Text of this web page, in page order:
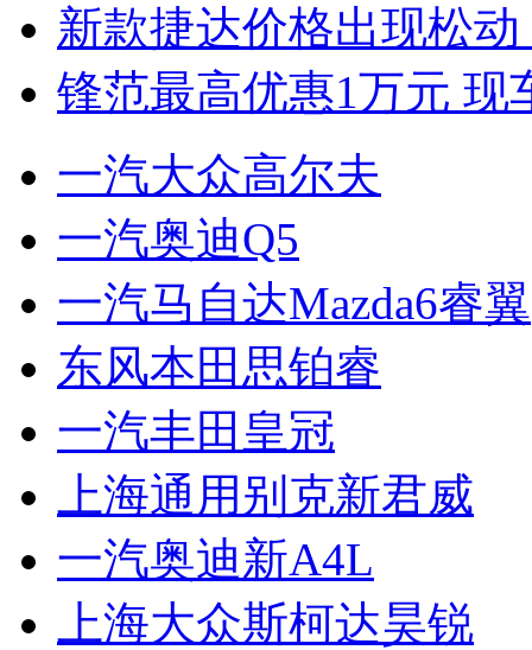
新款捷达价格出现松
锋范最高优惠1万元 现
一汽大众高尔夫
一汽奥迪Q5
一汽马自达Mazda6睿翼
东风本田思铂睿
一汽丰田皇冠
上海通用别克新君威
一汽奥迪新A4L
上海大众斯柯达昊锐